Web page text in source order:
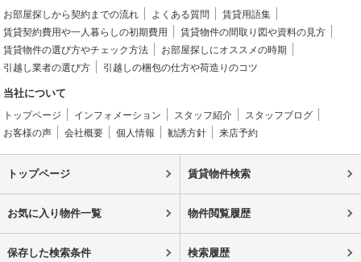
お部屋探しから契約までの流れ よくある質問
賃貸用語集
賃貸契約費用や一人暮らしの初期費用
賃貸物件の間取り図や資料の見方
賃貸物件の選び方やチェック方法
お部屋探しにオススメの時期
引越し業者の選び方
引越しの梱包の仕方や荷造りのコツ
当社について
トップページ インフォメーション スタッフ紹介
スタッフブログ
お客様の声
会社概要 個人情報 勧誘方針 来店予約
トップページ 賃貸物件検索
お気に入り物件一覧 物件閲覧履歴
保存した検索条件 検索履歴